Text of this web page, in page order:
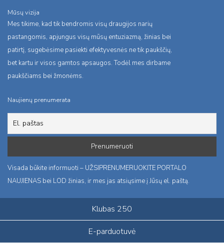
Mūsų vizija
Mes tikime, kad tik bendromis visų draugijos narių
pastangomis, apjungus visų mūsų entuziazmą, žinias bei
patirtį, sugebėsime pasiekti efektyvesnės ne tik paukščių,
bet kartu ir visos gamtos apsaugos. Todėl mes dirbame
paukščiams bei žmonėms.
Naujienų prenumerata
Visada būkite informuoti – UŽSIPRENUMERUOKITE PORTALO
NAUJIENAS bei LOD žinias, ir mes jas atsiųsime į Jūsų el. paštą.
Klubas 250
E-parduotuvė